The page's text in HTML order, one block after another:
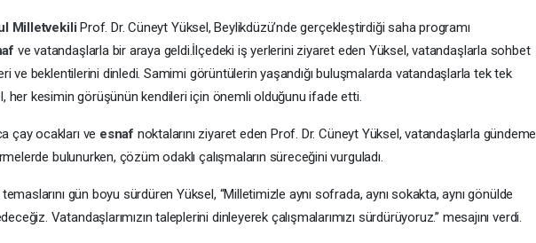
MilletvekiliProf. Dr. Cüneyt Yüksel, Beylikdüzü’nde gerçekleştirdiği saha programı
ve vatandaşlarla bir araya geldi.İlçedeki iş yerlerini ziyaret eden Yüksel, vatandaşlarla sohbet
ve beklentilerini dinledi. Samimi görüntülerin yaşandığı buluşmalarda vatandaşlarla tek tek
her kesimin görüşünün kendileri için önemli olduğunu ifade etti.
çay ocakları ve esnaf noktalarını ziyaret eden Prof. Dr. Cüneyt Yüksel, vatandaşlarla gündeme
bulunurken, çözüm odaklı çalışmaların süreceğini vurguladı.
gün boyu sürdüren Yüksel, “Milletimizle aynı sofrada, aynı sokakta, aynı gönülde
Vatandaşlarımızın taleplerini dinleyerek çalışmalarımızı sürdürüyoruz.” mesajını verdi.